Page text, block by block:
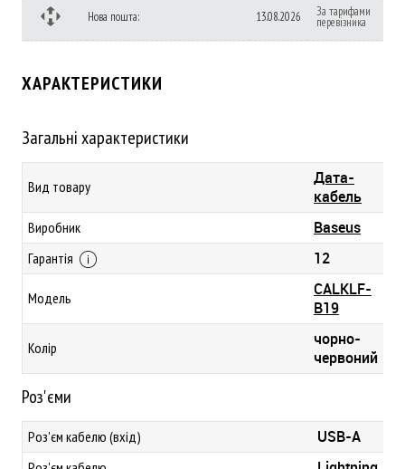
Нова пошта: 13.08.2026 За тарифами
перевізника
ХАРАКТЕРИСТИКИ
Загальні характеристики
Вид товару
Дата-
кабель
Виробник Baseus
Гарантія 12
Модель
CALKLF-
B19
Колір
чорно-
червоний
Роз'єми
Роз'єм кабелю (вхід) USB-A